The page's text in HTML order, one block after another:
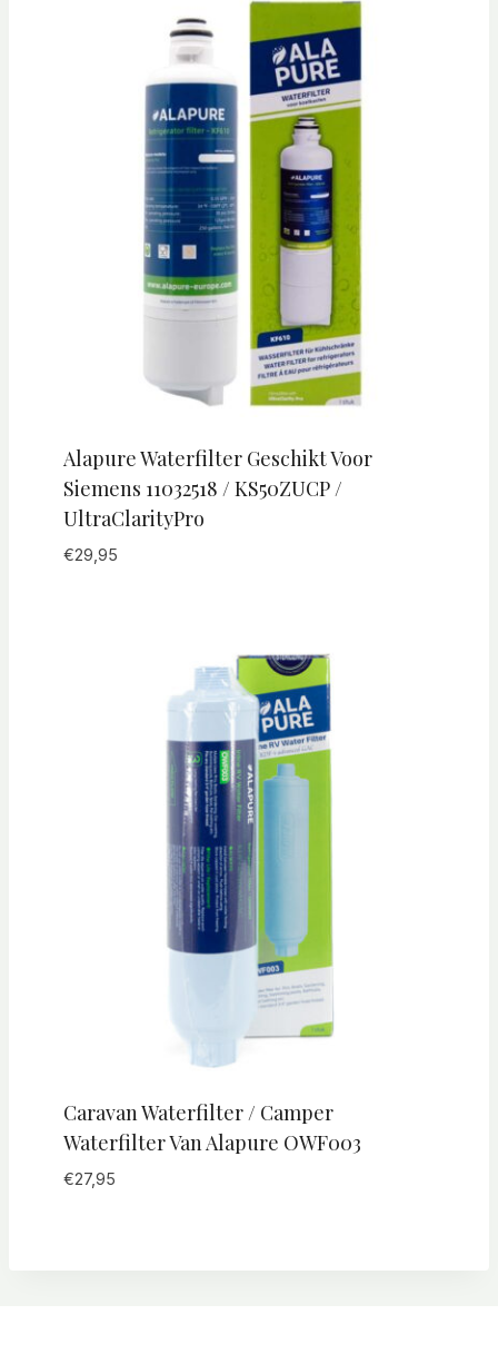
Alapure Waterfilter Geschikt Voor
Siemens 11032518 / KS50ZUCP /
UltraClarityPro
€29,95
Caravan Waterfilter / Camper
Waterfilter Van Alapure OWF003
€27,95